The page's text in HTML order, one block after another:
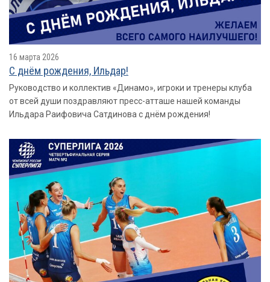
16 марта 2026
С днём рождения, Ильдар!
Руководство и коллектив «Динамо», игроки и тренеры клуба
от всей души поздравляют пресс-атташе нашей команды
Ильдара Раифовича Сатдинова с днём рождения!